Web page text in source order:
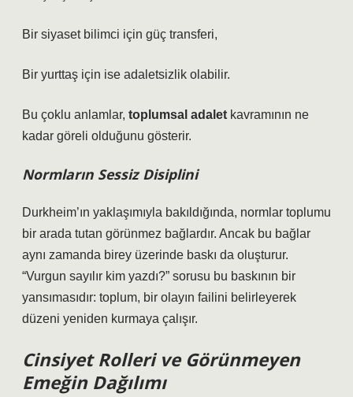
Bir siyaset bilimci için güç transferi,
Bir yurttaş için ise adaletsizlik olabilir.
Bu çoklu anlamlar, toplumsal adalet kavramının ne
kadar göreli olduğunu gösterir.
Normların Sessiz Disiplini
Durkheim’ın yaklaşımıyla bakıldığında, normlar toplumu
bir arada tutan görünmez bağlardır. Ancak bu bağlar
aynı zamanda birey üzerinde baskı da oluşturur.
“Vurgun sayılır kim yazdı?” sorusu bu baskının bir
yansımasıdır: toplum, bir olayın failini belirleyerek
düzeni yeniden kurmaya çalışır.
Cinsiyet Rolleri ve Görünmeyen
Emeğin Dağılımı